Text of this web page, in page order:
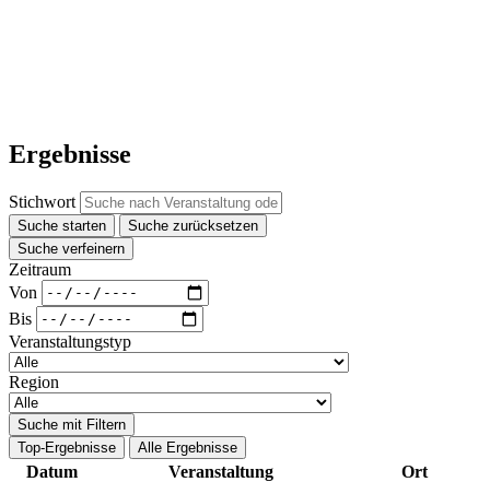
Ergebnisse
Stichwort
Suche starten
Suche zurücksetzen
Suche verfeinern
Zeitraum
Von
Bis
Veranstaltungstyp
Region
Suche mit Filtern
Top-Ergebnisse
Alle Ergebnisse
Datum Veranstaltung
Ort